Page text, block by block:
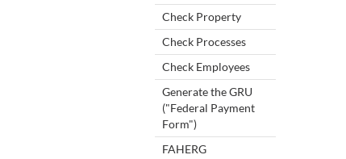
Check Property
Check Processes
Check Employees
Generate the GRU
("Federal Payment
Form")
FAHERG